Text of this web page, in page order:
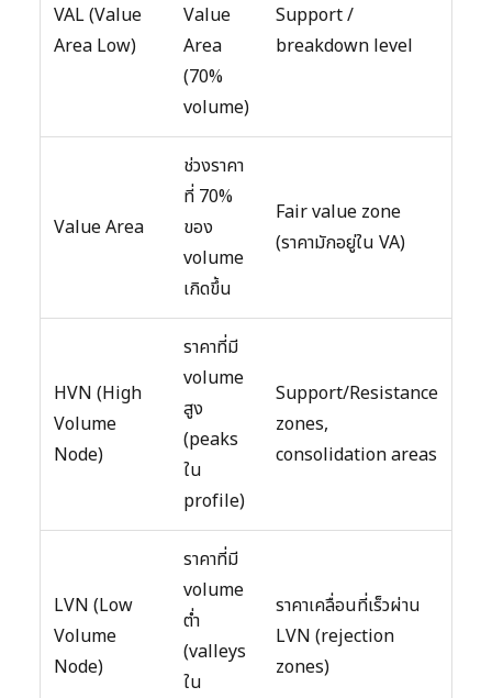
VAL (Value
Area Low)
Value
Area
(70%
volume)
Support /
breakdown level
Value Area
ช่วงราคา
ที่ 70%
ของ
volume
เกิดขึ้น
Fair value zone
(ราคามักอยู่ใน VA)
HVN (High
Volume
Node)
ราคาที่มี
volume
สูง
(peaks
ใน
profile)
Support/Resistance
zones,
consolidation areas
LVN (Low
Volume
Node)
ราคาที่มี
volume
ต่ำ
(valleys
ใน
ราคาเคลื่อนที่เร็วผ่าน
LVN (rejection
zones)